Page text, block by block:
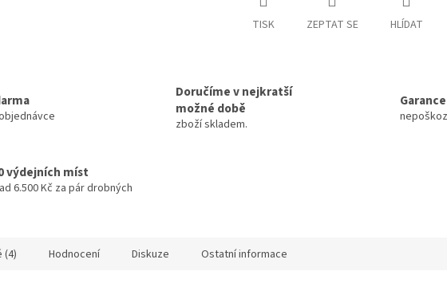
TISK ZEPTAT SE HLÍDAT
Doručíme v nejkratší
možné době
zboží skladem.
výdejních míst
6.500 Kč za pár drobných
(4) Hodnocení Diskuze Ostatní informace